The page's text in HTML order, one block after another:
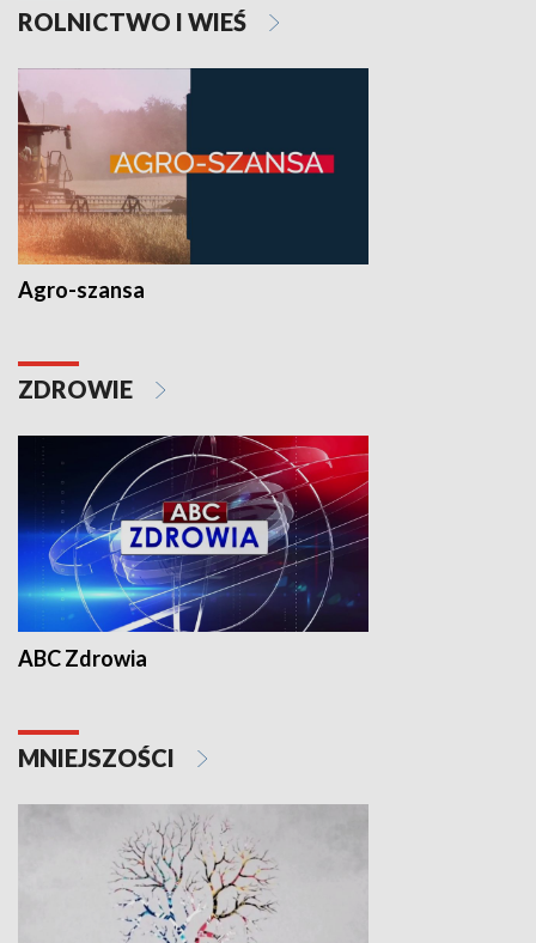
ROLNICTWO I WIEŚ
Agro-szansa
ZDROWIE
ABC Zdrowia
MNIEJSZOŚCI